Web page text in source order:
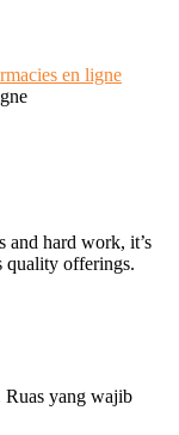
en ligne
and hard work, it’s
quality offerings.
Ruas yang wajib